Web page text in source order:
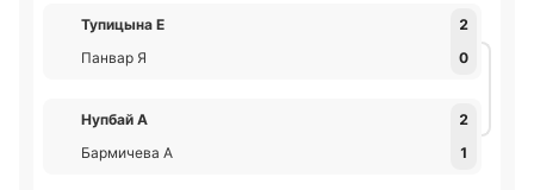
Тупицына Е
2
Панвар Я
0
Нупбай А
2
Бармичева А
1